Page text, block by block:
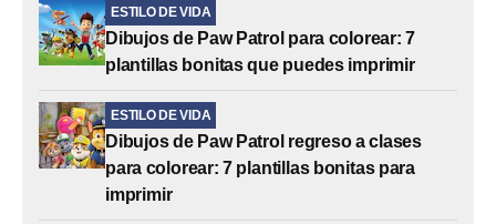
ESTILO DE VIDA
Dibujos de Paw Patrol para colorear: 7
plantillas bonitas que puedes imprimir
ESTILO DE VIDA
Dibujos de Paw Patrol regreso a clases
para colorear: 7 plantillas bonitas para
imprimir